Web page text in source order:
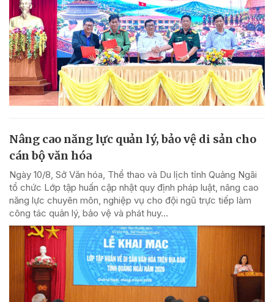
Nâng cao năng lực quản lý, bảo vệ di sản cho
cán bộ văn hóa
Ngày 10/8, Sở Văn hóa, Thể thao và Du lịch tỉnh Quảng Ngãi
tổ chức Lớp tập huấn cập nhật quy định pháp luật, nâng cao
năng lực chuyên môn, nghiệp vụ cho đội ngũ trực tiếp làm
công tác quản lý, bảo vệ và phát huy...